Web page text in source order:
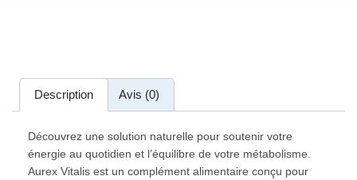
Description Avis (0)
Découvrez une solution naturelle pour soutenir votre
énergie au quotidien et l’équilibre de votre métabolisme.
Aurex Vitalis est un complément alimentaire conçu pour